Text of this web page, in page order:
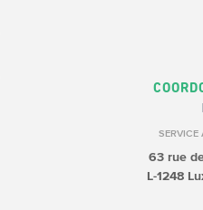
SERVICE
63 rue
L-1248